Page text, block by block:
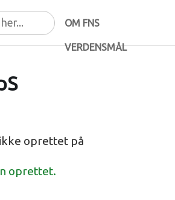
OM FNS
VERDENSMÅL
oprettet på
oprettet.